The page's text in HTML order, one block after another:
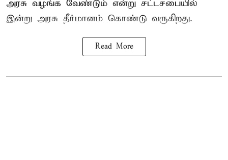
அரசு வழங்க வேண்டும் என்று சட்டசபையில்
இன்று அரசு தீர்மானம் கொண்டு வருகிறது.
Read More